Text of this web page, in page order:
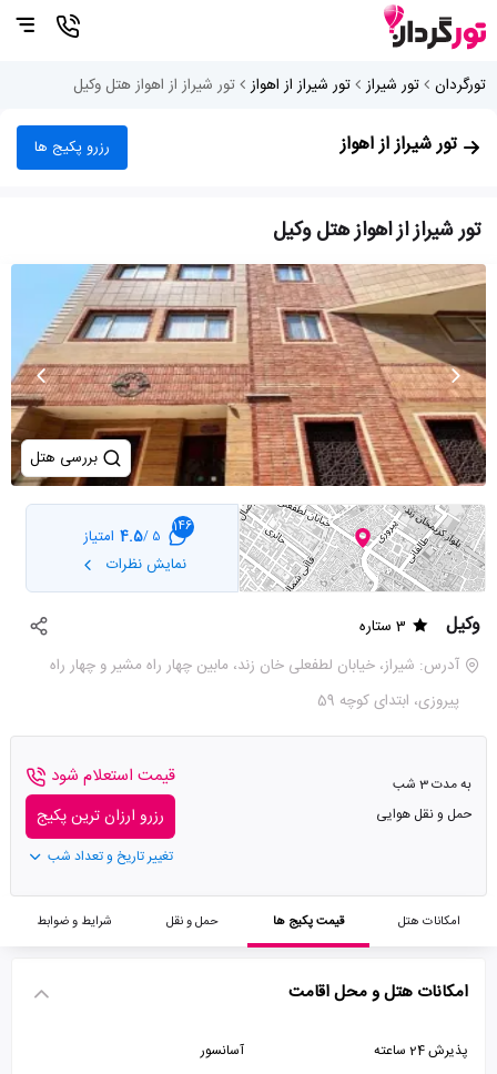
تورگردان تور شیراز تور شیراز از اهواز تور شیراز از اهواز هتل وکیل
تور شیراز از اهواز رزرو پکیج ها
تور شیراز از اهواز هتل وکیل
بررسی هتل
146
5 /
4.5 امتیاز
نمایش نظرات
وکیل
3 ستاره
آدرس: شیراز، خیابان لطفعلی خان زند، مابین چهار راه مشیر و چهار راه
پیروزی، ابتدای کوچه 59
به مدت 3 شب
حمل و نقل هوایی
قیمت استعلام شود
رزرو ارزان ترین پکیج
تغییر تاریخ و تعداد شب
امکانات هتل قیمت پکیج ها حمل و نقل شرایط و ضوابط
امکانات هتل و محل اقامت
پذیرش 24 ساعته
آسانسور